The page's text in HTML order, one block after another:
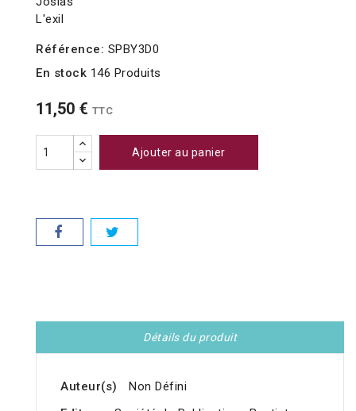
L'exil
Référence: SPBY3D0
En stock 146 Produits
11,50 € TTC
Ajouter au panier
Détails du produit
Auteur(s)
Non Défini